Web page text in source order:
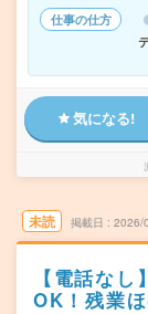
仕事の仕方
気になる!
未読 掲載日 2026/
【電話な
OK！残業